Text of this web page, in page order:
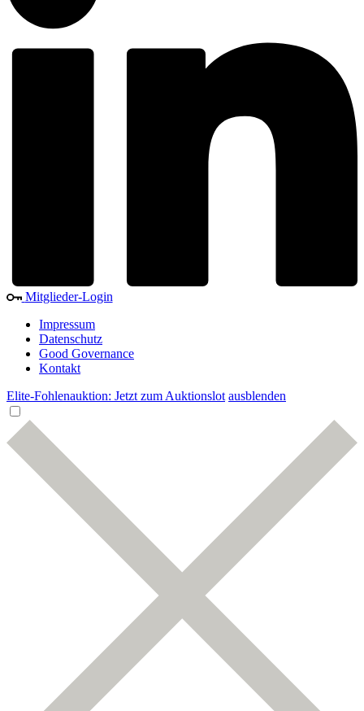
Mitglieder-Login
Impressum
Datenschutz
Good Governance
Kontakt
Elite-Fohlenauktion: Jetzt zum Auktionslot ausblenden